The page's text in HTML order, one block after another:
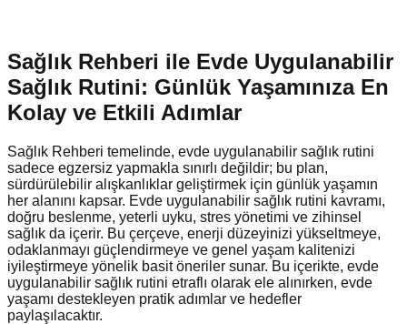
Sağlık Rehberi ile Evde Uygulanabilir
Sağlık Rutini: Günlük Yaşamınıza En
Kolay ve Etkili Adımlar
Sağlık Rehberi temelinde, evde uygulanabilir sağlık rutini
sadece egzersiz yapmakla sınırlı değildir; bu plan,
sürdürülebilir alışkanlıklar geliştirmek için günlük yaşamın
her alanını kapsar. Evde uygulanabilir sağlık rutini kavramı,
doğru beslenme, yeterli uyku, stres yönetimi ve zihinsel
sağlık da içerir. Bu çerçeve, enerji düzeyinizi yükseltmeye,
odaklanmayı güçlendirmeye ve genel yaşam kalitenizi
iyileştirmeye yönelik basit öneriler sunar. Bu içerikte, evde
uygulanabilir sağlık rutini etraflı olarak ele alınırken, evde
yaşamı destekleyen pratik adımlar ve hedefler
paylaşılacaktır.